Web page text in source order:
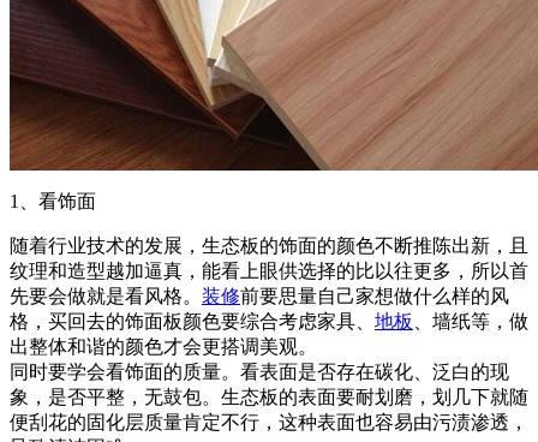
1、看饰面
随着行业技术的发展，生态板的饰面的颜色不断推陈出新，且
纹理和造型越加逼真，能看上眼供选择的比以往更多，所以首
先要会做就是看风格。 装修前要思量自己家想做什么样的风
格，买回去的饰面板颜色要综合考虑家具、 地板
、墙纸等，做
出整体和谐的颜色才会更搭调美观。
同时要学会看饰面的质量。看表面是否存在碳化、泛白的现
象，是否平整，无鼓包。生态板的表面要耐划磨，划几下就随
便刮花的固化层质量肯定不行，这种表面也容易由污渍渗透，